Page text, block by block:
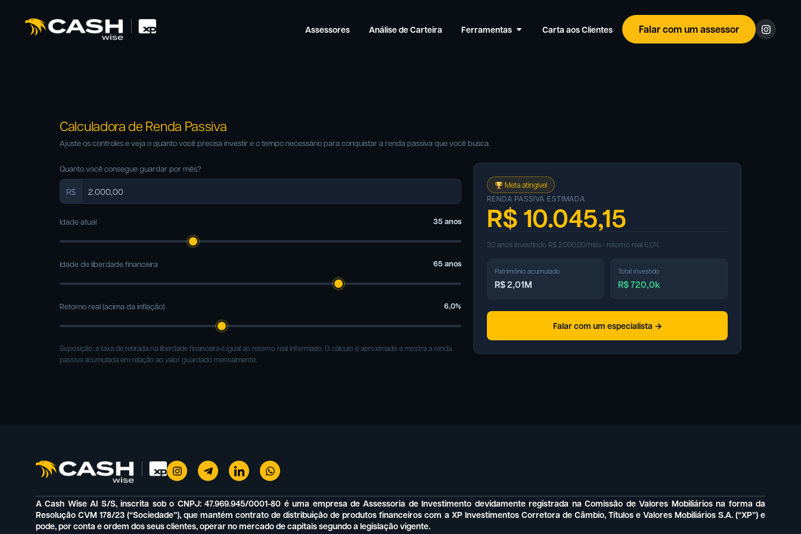
Assessores Análise de Carteira Ferramentas Carta aos Clientes Falar com um assessor
Calculadora de Renda Passiva
Ajuste os controles e veja o quanto você precisa investir e o tempo necessário para conquistar a renda passiva que você busca.
Quanto você consegue guardar por mês?
R$
Idade atual 35anos
Idade de liberdade financeira 65anos
Retorno real (acima da inflação) 6,0%
Suposição: a taxa de retirada na liberdade financeira é igual ao retorno real informado. O cálculo é aproximado e mostra a renda
passiva acumulada em relação ao valor guardado mensalmente.
Meta atingível
RENDA PASSIVA ESTIMADA
R$ 10.045,15
30 anos investindo R$ 2.000,00/mês • retorno real 6,0%
Patrimônio acumulado
R$ 2,01M
Total investido
R$ 720,0k
Falar com um especialista →
A Cash Wise AI S/S, inscrita sob o CNPJ: 47.969.945/0001-80 é uma empresa de Assessoria de Investimento devidamente registrada na Comissão de Valores Mobiliários na forma da
Resolução CVM 178/23 (“Sociedade”), que mantém contrato de distribuição de produtos financeiros com a XP Investimentos Corretora de Câmbio, Títulos e Valores Mobiliários S.A. (“XP”) e
pode, por conta e ordem dos seus clientes, operar no mercado de capitais segundo a legislação vigente.